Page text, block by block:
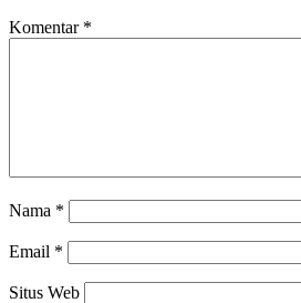
Komentar *
Nama *
Email *
Situs Web